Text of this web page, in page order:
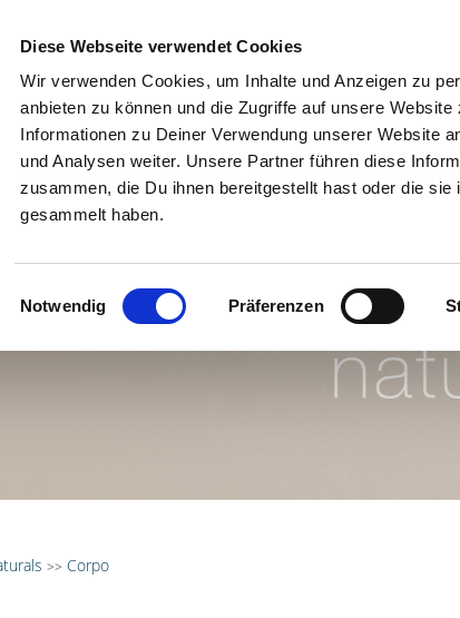
Diese Webseite verwendet Cookies
Wir verwenden Cookies, um Inhalte und Anzeigen zu
anbieten zu können und die Zugriffe auf unsere
Informationen zu Deiner Verwendung unserer Website
und Analysen weiter. Unsere Partner führen diese
zusammen, die Du ihnen bereitgestellt hast oder die
gesammelt haben.
Einwilligungsauswahl
Notwendig Präferenzen
>> Corpo